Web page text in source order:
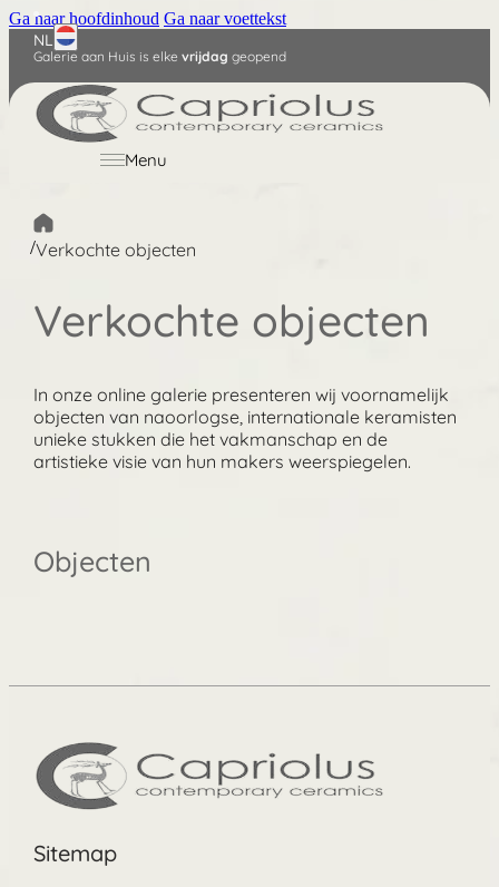
Ga naar hoofdinhoud Ga naar voettekst
Galerie aan Huis is elke vrijdag geopend
NL
English
Menu
/Verkochte objecten
Verkochte objecten
In onze online galerie presenteren wij voornamelijk
objecten van naoorlogse, internationale keramisten
unieke stukken die het vakmanschap en de
artistieke visie van hun makers weerspiegelen.
Objecten
Sitemap